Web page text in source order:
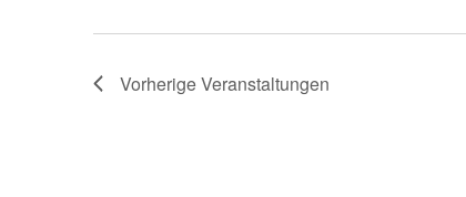
VorherigeVeranstaltungen